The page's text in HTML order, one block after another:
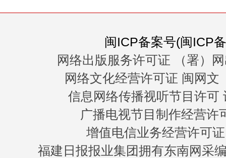
闽ICP备案号(闽ICP
网络出版服务许可证 （署）
网络文化经营许可证 闽网文
信息网络传播视听节目许可
广播电视节目制作经营许
增值电信业务经营许可
福建日报报业集团拥有东南网采